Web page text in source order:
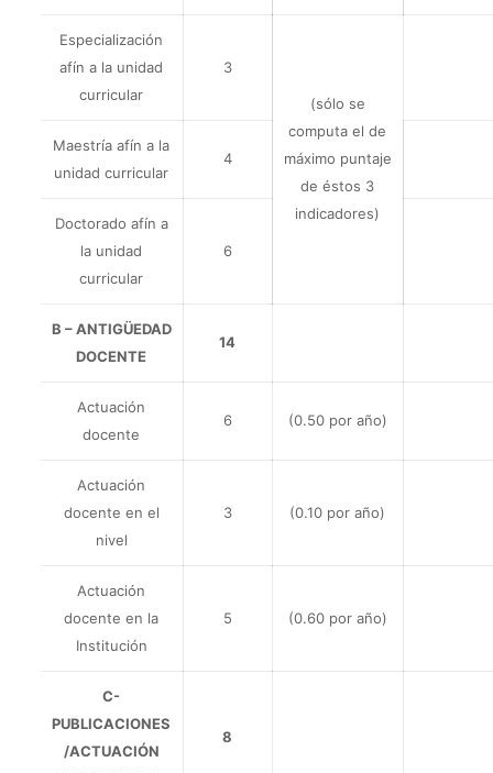
Especialización
afín a la unidad
curricular
3
(sólo se
computa el de
máximo puntaje
de éstos 3
indicadores)
Maestría afín a la
unidad curricular
4
Doctorado afín a
la unidad
curricular
6
B – ANTIGÜEDAD
DOCENTE
14
Actuación
docente
6 (0.50 por año)
Actuación
docente en el
nivel
3 (0.10 por año)
Actuación
docente en la
Institución
5 (0.60 por año)
C-
PUBLICACIONES
/ACTUACIÓN
8